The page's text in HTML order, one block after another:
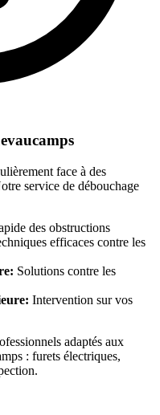
face à des
service de débouchage
des obstructions
efficaces contre les
Solutions contre les
Intervention sur vos
adaptés aux
: furets électriques,